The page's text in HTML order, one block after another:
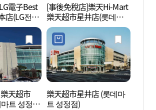
電子Best
店(LG전자
안본점)
[事後免稅店]樂天Hi-Mart
樂天超市星井店(롯데하
이마트 롯데마트 성정점)
天超市
트 성정
樂天超市星井店 (롯데마
트 성정점)